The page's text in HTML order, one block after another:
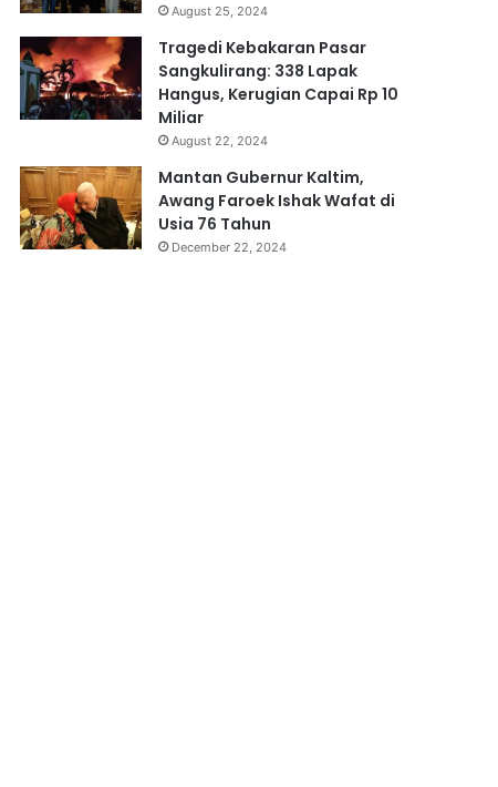
August 25, 2024
Tragedi Kebakaran Pasar
Sangkulirang: 338 Lapak
Hangus, Kerugian Capai Rp 10
Miliar
August 22, 2024
Mantan Gubernur Kaltim,
Awang Faroek Ishak Wafat di
Usia 76 Tahun
December 22, 2024